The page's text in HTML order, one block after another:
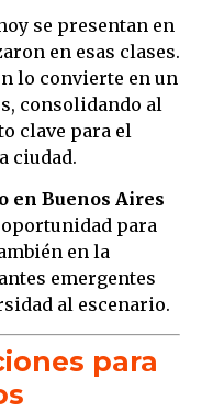
se presentan en
en esas clases.
lo convierte en un
consolidando al
clave para el
ciudad.
en Buenos Aires
para
en la
emergentes
al escenario.
para